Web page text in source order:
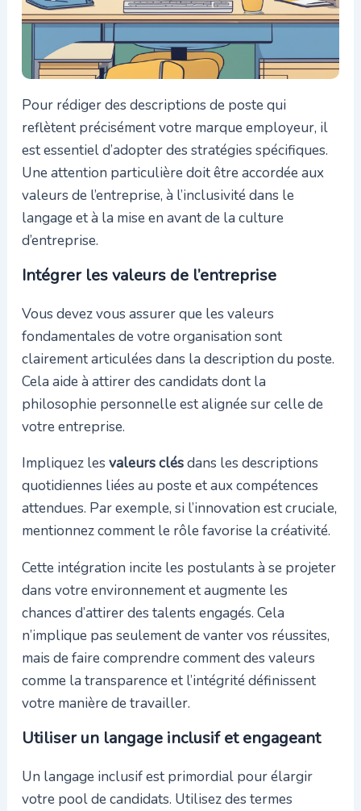
Pour rédiger des descriptions de poste qui
reflètent précisément votre marque employeur, il
est essentiel d’adopter des stratégies spécifiques.
Une attention particulière doit être accordée aux
valeurs de l’entreprise, à l’inclusivité dans le
langage et à la mise en avant de la culture
d’entreprise.
Intégrer les valeurs de l’entreprise
Vous devez vous assurer que les valeurs
fondamentales de votre organisation sont
clairement articulées dans la description du poste.
Cela aide à attirer des candidats dont la
philosophie personnelle est alignée sur celle de
votre entreprise.
Impliquez les valeurs clésdans les descriptions
quotidiennes liées au poste et aux compétences
attendues. Par exemple, si l’innovation est cruciale,
mentionnez comment le rôle favorise la créativité.
Cette intégration incite les postulants à se projeter
dans votre environnement et augmente les
chances d’attirer des talents engagés. Cela
n’implique pas seulement de vanter vos réussites,
mais de faire comprendre comment des valeurs
comme la transparence et l’intégrité définissent
votre manière de travailler.
Utiliser un langage inclusif et engageant
Un langage inclusif est primordial pour élargir
votre pool de candidats. Utilisez des termes